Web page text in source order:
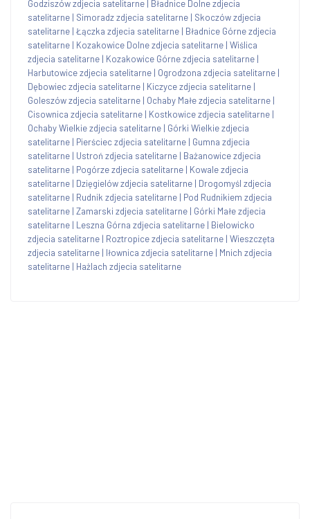
Godziszów zdjecia satelitarne
Bładnice Dolne zdjecia
satelitarne | Simoradz zdjecia satelitarne | Skoczów zdjecia
satelitarne | Łączka zdjecia satelitarne | Bładnice Górne zdjecia
satelitarne | Kozakowice Dolne zdjecia satelitarne | Wiślica
zdjecia satelitarne | Kozakowice Górne zdjecia satelitarne |
Harbutowice zdjecia satelitarne | Ogrodzona zdjecia satelitarne |
Dębowiec zdjecia satelitarne | Kiczyce zdjecia satelitarne |
Goleszów zdjecia satelitarne | Ochaby Małe zdjecia satelitarne |
Cisownica zdjecia satelitarne | Kostkowice zdjecia satelitarne |
Ochaby Wielkie zdjecia satelitarne | Górki Wielkie zdjecia
satelitarne | Pierściec zdjecia satelitarne | Gumna zdjecia
satelitarne | Ustroń zdjecia satelitarne | Bażanowice zdjecia
satelitarne | Pogórze zdjecia satelitarne | Kowale zdjecia
satelitarne | Dzięgielów zdjecia satelitarne | Drogomyśl zdjecia
satelitarne | Rudnik zdjecia satelitarne | Pod Rudnikiem zdjecia
satelitarne | Zamarski zdjecia satelitarne | Górki Małe zdjecia
satelitarne | Leszna Górna zdjecia satelitarne | Bielowicko
zdjecia satelitarne | Roztropice zdjecia satelitarne | Wieszczęta
zdjecia satelitarne | Iłownica zdjecia satelitarne | Mnich zdjecia
satelitarne | Hażlach zdjecia satelitarne